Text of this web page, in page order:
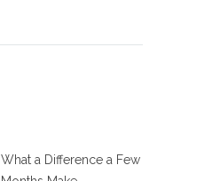
What a Difference a Few